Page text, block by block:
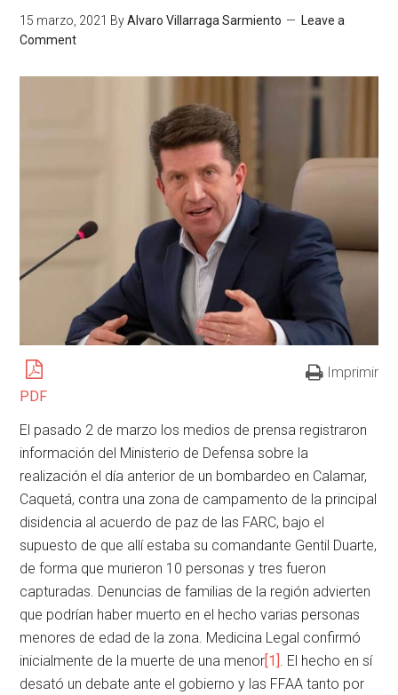
15 marzo, 2021 ByAlvaro Villarraga Sarmiento
Leave a
Comment
PDF
Imprimir
El pasado 2 de marzo los medios de prensa registraron
información del Ministerio de Defensa sobre la
realización el día anterior de un bombardeo en Calamar,
Caquetá, contra una zona de campamento de la principal
disidencia al acuerdo de paz de las FARC, bajo el
supuesto de que allí estaba su comandante Gentil Duarte,
de forma que murieron 10 personas y tres fueron
capturadas. Denuncias de familias de la región advierten
que podrían haber muerto en el hecho varias personas
menores de edad de la zona. Medicina Legal confirmó
inicialmente de la muerte de una menor[1]. El hecho en sí
desató un debate ante el gobierno y las FFAA tanto por